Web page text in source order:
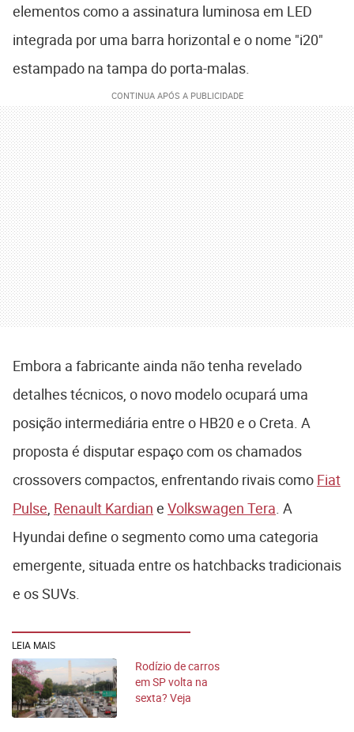
elementos como a assinatura luminosa em LED
integrada por uma barra horizontal e o nome "i20"
estampado na tampa do porta-malas.
Embora a fabricante ainda não tenha revelado
detalhes técnicos, o novo modelo ocupará uma
posição intermediária entre o HB20 e o Creta. A
proposta é disputar espaço com os chamados
crossovers compactos, enfrentando rivais como Fiat
Pulse Renault Kardian e Volkswagen Tera . A
Hyundai define o segmento como uma categoria
emergente, situada entre os hatchbacks tradicionais
e os SUVs.
LEIA MAIS
Rodízio de carros
em SP volta na
sexta? Veja